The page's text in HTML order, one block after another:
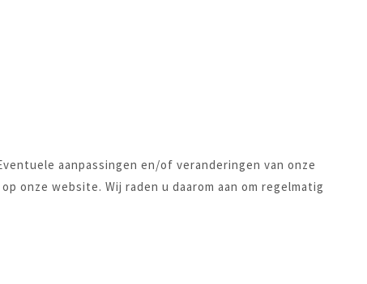
aanpassingen en/of veranderingen van onze
onze website. Wij raden u daarom aan om regelmatig